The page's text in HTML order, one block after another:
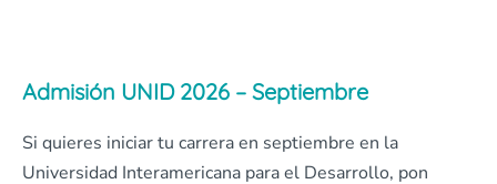
Admisión UNID 2026 – Septiembre
Si quieres iniciar tu carrera en septiembre en la
Universidad Interamericana para el Desarrollo, pon